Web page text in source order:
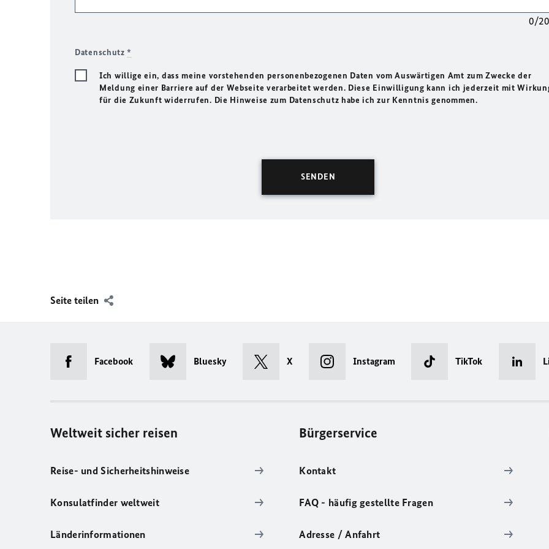
0/
Datenschutz*
Ich willige ein, dass meine vorstehenden personenbezogenen Daten vom Auswärtigen Amt zum Zwecke der
Meldung einer Barriere auf der Webseite verarbeitet werden. Diese Einwilligung kann ich jederzeit mit
für die Zukunft widerrufen. Die Hinweise zum Datenschutz habe ich zur Kenntnis genommen.
Seite teilen
Facebook Bluesky X Instagram TikTok
Weltweit sicher reisen
Reise- und Sicherheitshinweise
Konsulatfinder weltweit
Länderinformationen
Bürgerservice
Kontakt
FAQ - häufig gestellte Fragen
Adresse / Anfahrt